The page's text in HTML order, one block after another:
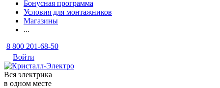
Бонусная программа
Условия для монтажников
Магазины
...
8 800 201-68-50
Войти
Вся электрика
в одном месте